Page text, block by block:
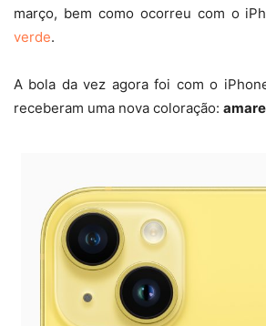
março, bem como ocorreu com o
verde.
A bola da vez agora foi com o
receberam uma nova coloração: